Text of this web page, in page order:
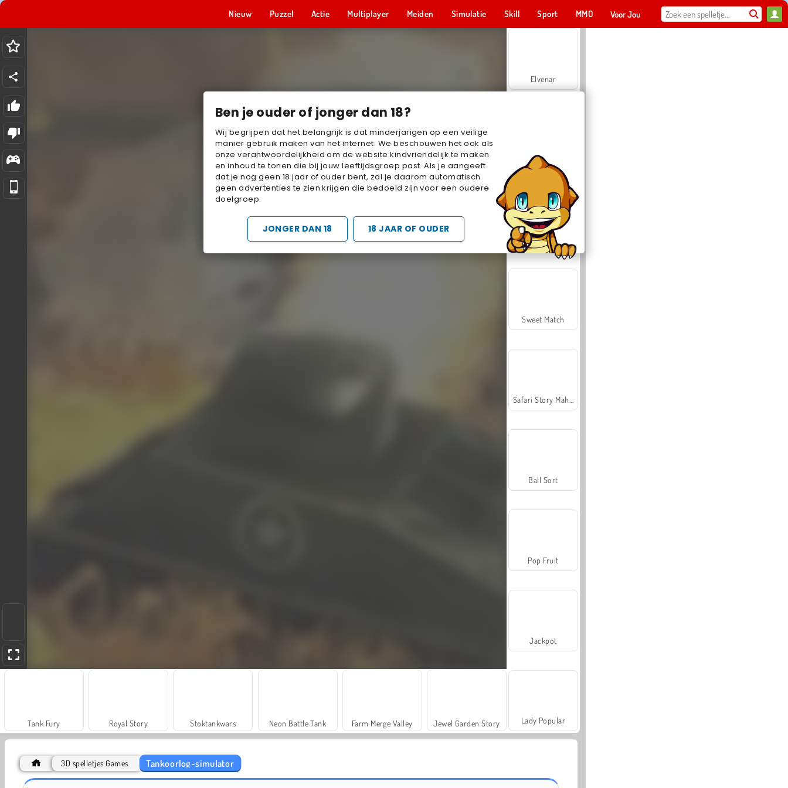
Ben je ouder of jonger dan 18?
Wij begrijpen dat het belangrijk is dat minderjarigen op een veilige
manier gebruik maken van het internet. We beschouwen het ook als
onze verantwoordelijkheid om de website kindvriendelijk te maken
en inhoud te tonen die bij jouw leeftijdsgroep past. Als je aangeeft
dat je nog geen 18 jaar of ouder bent, zal je daarom automatisch
geen advertenties te zien krijgen die bedoeld zijn voor een oudere
doelgroep.
JONGER DAN 18 18 JAAR OF OUDER
Nieuw Puzzel Actie Multiplayer Meiden Simulatie Skill Sport MMO Voor Jou
Tank Fury Royal Story Stoktankwars Neon Battle Tank Farm Merge Valley Jewel Garden Story
Elvenar
Sweet Match
Ball Sort
Pop Fruit
Jackpot
Lady Popular
3D spelletjes Games Tankoorlog-simulator